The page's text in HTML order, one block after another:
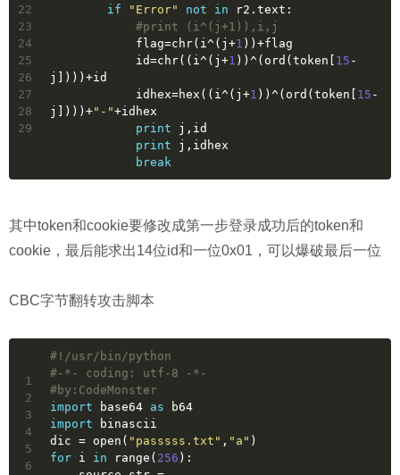
22
23
24
25
26
27
28
29
if
"Error" not in r2.text:
#print (i^(j+1)),i,j
            flag=chr(i^(j+
1 ))+flag
            id=chr((i^(j+
1 ))^(ord(token[ 15 -
j])))+id
            idhex=hex((i^(j+
1 ))^(ord(token[ 15 -
j])))+"-"+idhex
print j,id
print j,idhex
break
其中token和cookie要修改成第一步登录成功后的token和
cookie，最后能求出14位id和一位0x01，可以爆破最后一位
CBC字节翻转攻击脚本
1
2
3
4
5
6
#!/usr/bin/python
#-*- coding: utf-8 -*-
#by:CodeMonster
import base64 as b64
import binascii
dic = open( "passsss.txt" , "a" )
for i in range( 256 ):